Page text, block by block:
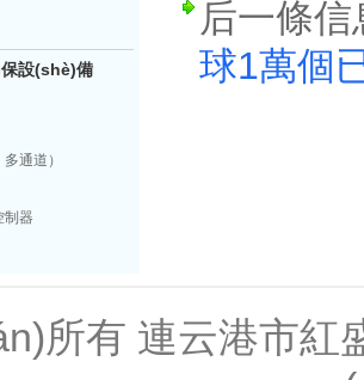
設(shè)備
通道）
制器
后一條信
球1萬個
所有 連云港市紅